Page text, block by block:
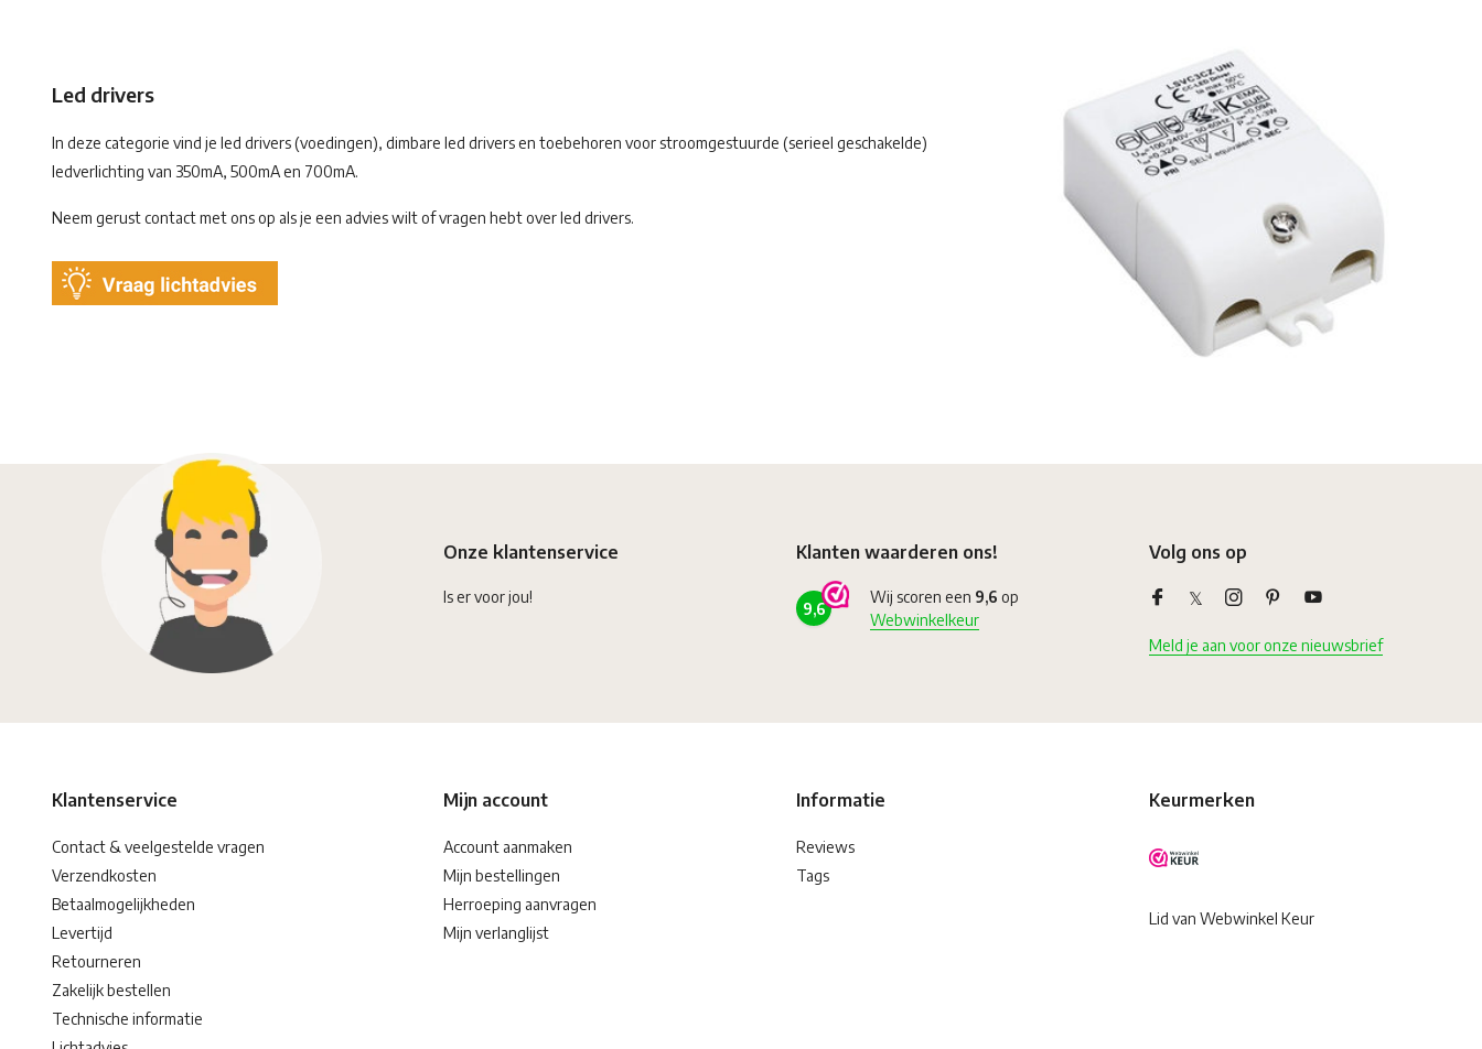
Led drivers
In deze categorie vind je led drivers (voedingen), dimbare led drivers en toebehoren voor stroomgestuurde (serieel geschakelde)
ledverlichting van 350mA, 500mA en 700mA.
Neem gerust contact met ons op als je een advies wilt of vragen hebt over led drivers.
Onze klantenservice
Is er voor jou!
Klanten waarderen ons!
9,6
Wij scoren een 9,6 op
Webwinkelkeur
Volg ons op
Meld je aan voor onze nieuwsbrief
Klantenservice
Contact & veelgestelde vragen
Verzendkosten
Betaalmogelijkheden
Levertijd
Retourneren
Zakelijk bestellen
Technische informatie
Mijn account
Account aanmaken
Mijn bestellingen
Herroeping aanvragen
Mijn verlanglijst
Informatie
Reviews
Tags
Keurmerken
Lid van Webwinkel Keur